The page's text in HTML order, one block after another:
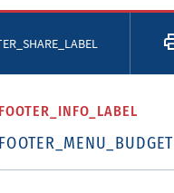
Twitter
FOOTER_INFO_LABEL
FOOTER_MENU_BUDGET